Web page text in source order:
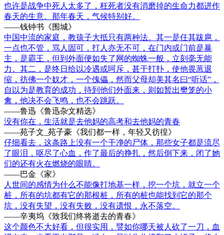
也许是战争中死人太多了，枉死者没有消磨掉的生命力都进作
春天的生意。那年春天，气候特别好。
——钱钟书《围城》
中国中流的家庭，教孩子大抵只有两种法。其一是任其跋扈，
一点也不管，骂人固可，打人亦无不可，在门内或门前是暴
主，是霸王，但到外面便如失了网的蜘蛛一般，立刻毫无能
力。其二，是终日给以冷遇或呵斥，甚于打扑，使他畏葸退
缩，彷佛一个奴才，一个傀儡，然而父母却美其名曰“听话”，
自以为是教育的成功，待到他们外面来，则如暂出樊笼的小
禽，他决不会飞鸣，也不会跳跃。
——鲁迅《鲁迅杂文精选》
没有你在，生活就是去他妈的高考和去他妈的青春
——苑子文_苑子豪《我们都一样，年轻又彷徨》
仔细看去，这条路上没有一个干净的尸体，那些女子都是流尽
了眼泪，呕尽了心血，作了最后的挣扎，然后倒下来，闭了她
们的还有火在燃烧的眼睛。
——巴金《家》
人世间的感情为什么不能像打地基一样，挖一个坑，就立一个
桩，所有的坑都有它的那根桩，所有的桩也能找到它的那个
坑，没有失望，没有失败，没有遗恨，永不落空。
——辛夷坞《致我们终将逝去的青春》
这个颜色不大好看，但很实用，譬如你哪天被人砍了一刀，血